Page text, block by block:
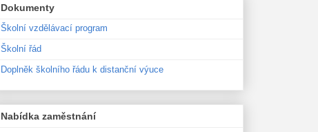
Dokumenty
Školní vzdělávací program
Školní řád
Doplněk školního řádu k distanční výuce
Nabídka zaměstnání